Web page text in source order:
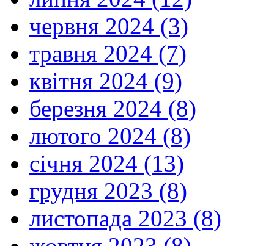
червня 2024 (3)
травня 2024 (7)
квітня 2024 (9)
березня 2024 (8)
лютого 2024 (8)
січня 2024 (13)
грудня 2023 (8)
листопада 2023 (8)